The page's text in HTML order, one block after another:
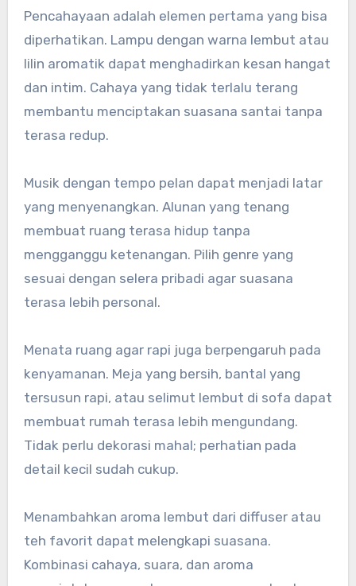
Pencahayaan adalah elemen pertama yang bisa
diperhatikan. Lampu dengan warna lembut atau
lilin aromatik dapat menghadirkan kesan hangat
dan intim. Cahaya yang tidak terlalu terang
membantu menciptakan suasana santai tanpa
terasa redup.
Musik dengan tempo pelan dapat menjadi latar
yang menyenangkan. Alunan yang tenang
membuat ruang terasa hidup tanpa
mengganggu ketenangan. Pilih genre yang
sesuai dengan selera pribadi agar suasana
terasa lebih personal.
Menata ruang agar rapi juga berpengaruh pada
kenyamanan. Meja yang bersih, bantal yang
tersusun rapi, atau selimut lembut di sofa dapat
membuat rumah terasa lebih mengundang.
Tidak perlu dekorasi mahal; perhatian pada
detail kecil sudah cukup.
Menambahkan aroma lembut dari diffuser atau
teh favorit dapat melengkapi suasana.
Kombinasi cahaya, suara, dan aroma